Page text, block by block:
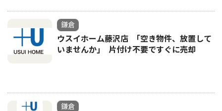
鎌倉
ウスイホーム藤沢店 ｢空き物件、放置して
いませんか｣ 片付け不要ですぐに売却
鎌倉